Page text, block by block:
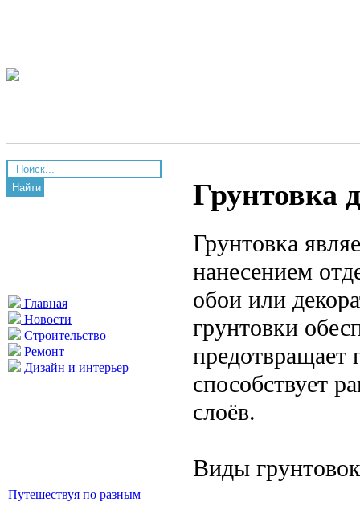
Найти
Главная
Новости
Строительство
Ремонт
Дизайн и интерьер
Путешествуя по разным
Грунтовка
Грунтовка
нанесением
обои или
грунтовки
предотвращает
способствует
слоёв.
Виды